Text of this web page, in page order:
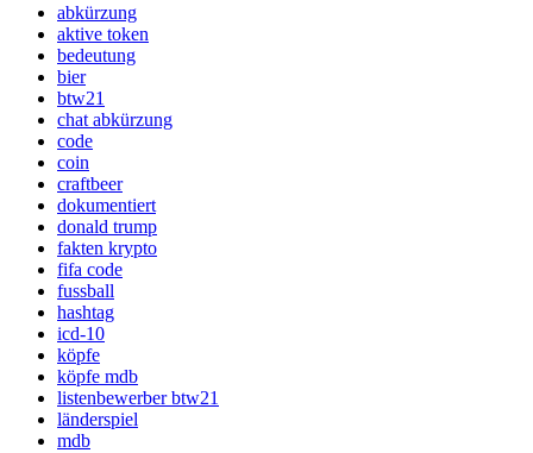
abkürzung
aktive token
bedeutung
bier
btw21
chat abkürzung
code
coin
craftbeer
dokumentiert
donald trump
fakten krypto
fifa code
fussball
hashtag
icd-10
köpfe
köpfe mdb
listenbewerber btw21
länderspiel
mdb